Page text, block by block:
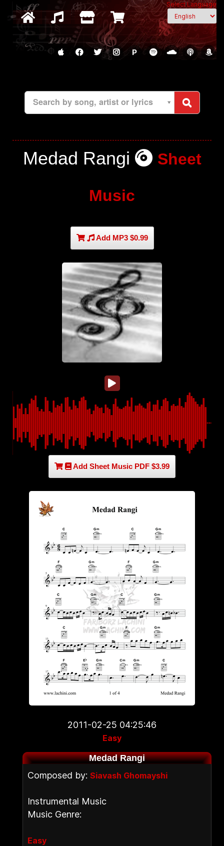
Select Language
P
Search by song, artist or lyrics
Medad Rangi Sheet
Music
Add MP3 $0.99
Add Sheet Music PDF $3.99
2011-02-25 04:25:46
Easy
Medad Rangi
Composed by: Siavash Ghomayshi
Instrumental Music
Music Genre:
Easy